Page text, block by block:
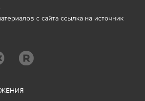
с сайта ссылка на источник